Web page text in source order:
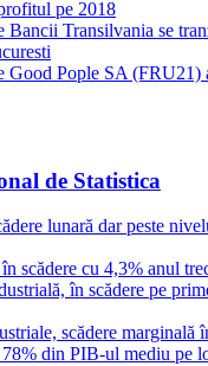
pe 2018
Transilvania se
Good Pople SA (FRU21)
de Statistica
lunară dar peste
scădere cu 4,3% anul
în scădere pe
scădere marginală
din PIB-ul mediu pe